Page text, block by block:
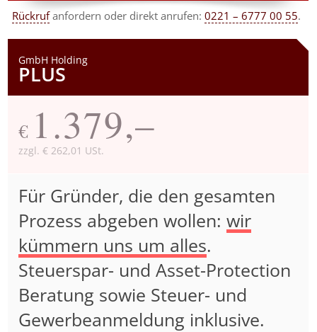
Rückrufanfordern oder direkt anrufen:0221 – 6777 00 55.
GmbH Holding
PLUS
€ 1.379,–
zzgl. € 262,01 USt.
Für Gründer, die den gesamten
Prozess abgeben wollen:wir
kümmern uns um alles.
Steuerspar- und Asset-Protection
Beratung sowie Steuer- und
Gewerbeanmeldung inklusive.